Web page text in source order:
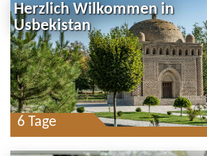
Herzlich Wilkommen in
Usbekistan
6 Tage